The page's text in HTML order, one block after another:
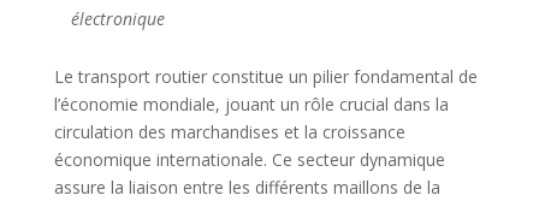
électronique
Le transport routier constitue un pilier fondamental de
l’économie mondiale, jouant un rôle crucial dans la
circulation des marchandises et la croissance
économique internationale. Ce secteur dynamique
assure la liaison entre les différents maillons de la